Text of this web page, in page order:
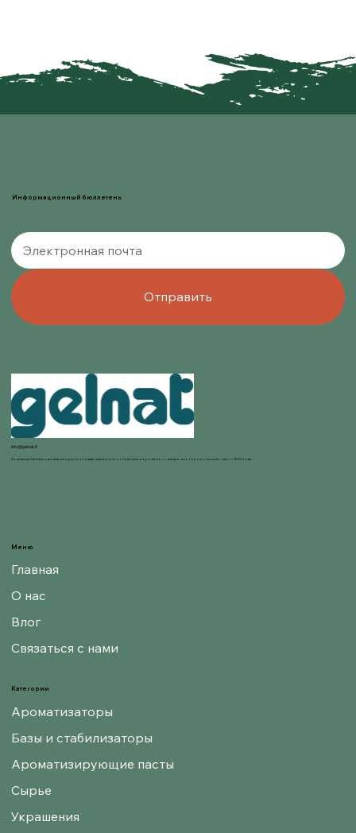
Информационный бюллетень
Отправить
info@gelnat.it
Компания Gelnat родилась из страсти ее владельцев к приготовлению мороженого, в мире, в котором они работают с 1950 года.
Категории
Ароматизаторы
Базы и стабилизаторы
Ароматизирующие пасты
Сырье
Украшения
Меню
Главная
О нас
Влог
Связаться с нами